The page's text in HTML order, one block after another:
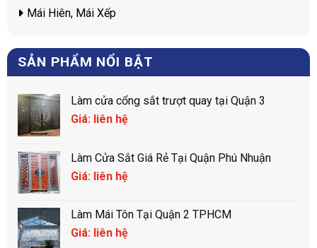
Mái Hiên, Mái Xếp
SẢN PHẨM NỔI BẬT
Làm cửa cổng sắt trượt quay tại Quận 3
Giá: liên hệ
Làm Cửa Sắt Giá Rẻ Tại Quận Phú Nhuận
Giá: liên hệ
Làm Mái Tôn Tại Quận 2 TPHCM
Giá: liên hệ